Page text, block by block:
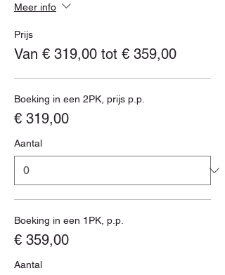
Meer info
Prijs
Van € 319,00 tot € 359,00
Boeking in een 2PK, prijs p.p.
€ 319,00
Aantal
Boeking in een 1PK, p.p.
€ 359,00
Aantal